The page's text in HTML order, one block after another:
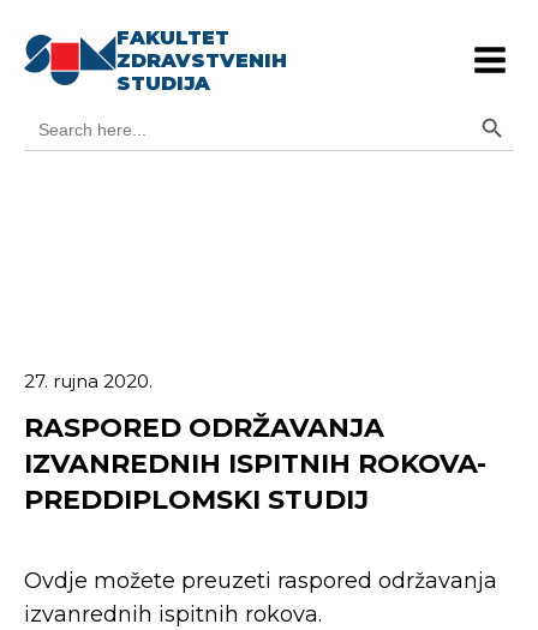
FAKULTET
ZDRAVSTVENIH
STUDIJA
for:
27. rujna 2020.
RASPORED ODRŽAVANJA
IZVANREDNIH ISPITNIH ROKOVA-
PREDDIPLOMSKI STUDIJ
Ovdje možete preuzeti raspored održavanja
izvanrednih ispitnih rokova.